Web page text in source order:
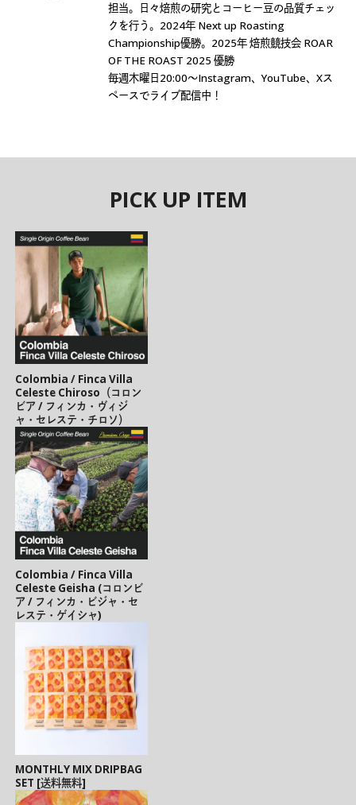
担当。日々焙煎の研究とコーヒー豆の品質チェッ
クを行う。2024年 Next up Roasting
Championship優勝。2025年 焙煎競技会 ROAR
OF THE ROAST 2025 優勝
毎週木曜日20:00〜Instagram、YouTube、Xス
ペースでライブ配信中！
PICK UP ITEM
Colombia / Finca Villa
Celeste Chiroso（コロン
ビア / フィンカ・ヴィジ
ャ・セレステ・チロソ）
Colombia / Finca Villa
Celeste Geisha (コロンビ
ア / フィンカ・ビジャ・セ
レステ・ゲイシャ)
MONTHLY MIX DRIPBAG
SET [送料無料]